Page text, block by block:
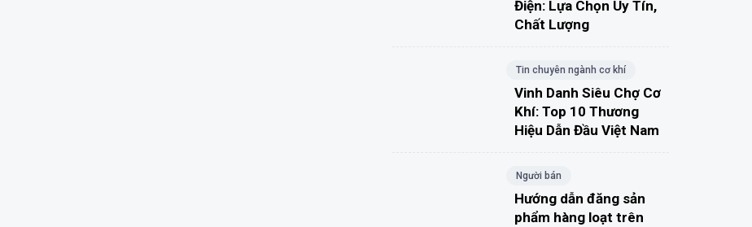
Điện: Lựa Chọn Uy Tín,
Chất Lượng
Tin chuyên ngành cơ khí
Vinh Danh Siêu Chợ Cơ
Khí: Top 10 Thương
Hiệu Dẫn Đầu Việt Nam
Người bán
Hướng dẫn đăng sản
phẩm hàng loạt trên